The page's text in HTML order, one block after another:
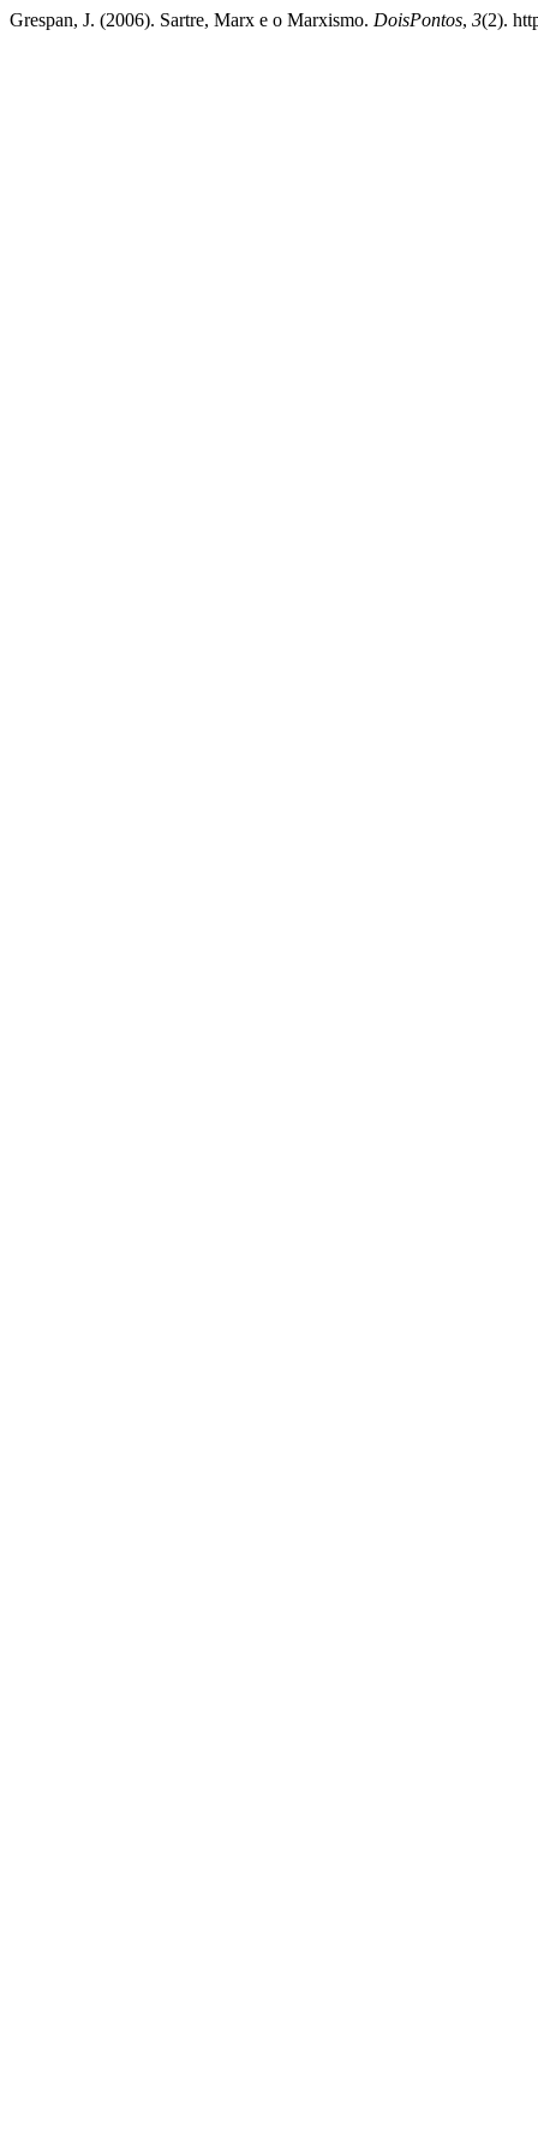
Grespan, J. (2006). Sartre, Marx e o Marxismo. DoisPontos, 3(2).